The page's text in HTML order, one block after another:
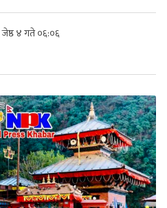
४ गते ०६:०६